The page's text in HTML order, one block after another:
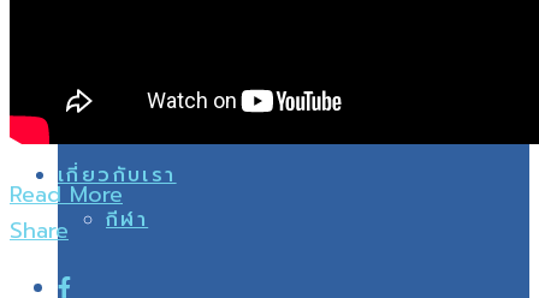
เกี่ยวกับเรา
กีฬา
Read More
Share